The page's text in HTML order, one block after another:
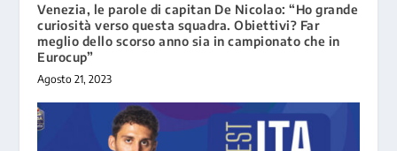
Venezia, le parole di capitan De Nicolao: “Ho grande
curiosità verso questa squadra. Obiettivi? Far
meglio dello scorso anno sia in campionato che in
Eurocup”
Agosto 21, 2023